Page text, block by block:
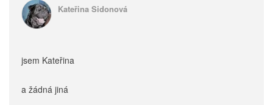
Kateřina Sidonová
jsem Kateřina
a žádná jiná